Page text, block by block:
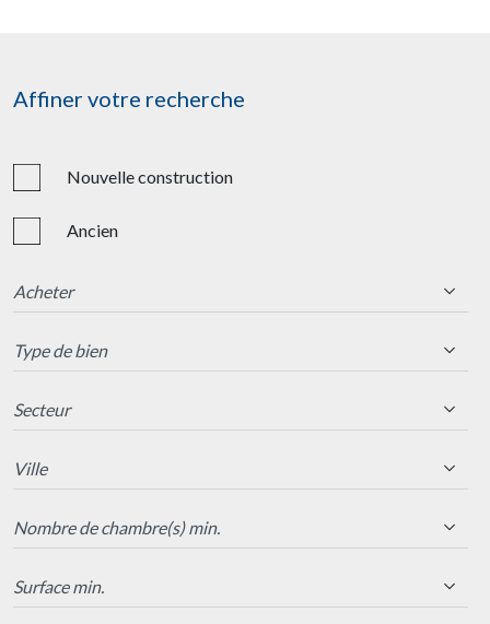
Affiner votre recherche
Nouvelle construction
Ancien